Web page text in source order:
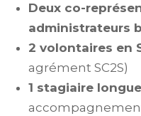
Deux co-
administrateurs
2 volontaires en
agrément SC2S)
1 stagiaire